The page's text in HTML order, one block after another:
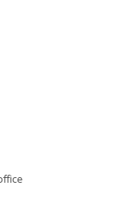
strona otwiera się